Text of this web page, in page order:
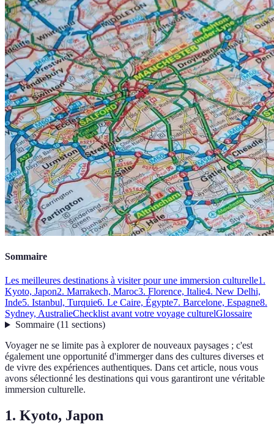
Sommaire
Les meilleures destinations à visiter pour une immersion culturelle1.
Kyoto, Japon2. Marrakech, Maroc3. Florence, Italie4. New Delhi,
Inde5. Istanbul, Turquie6. Le Caire, Égypte7. Barcelone, Espagne8.
Sydney, AustralieChecklist avant votre voyage culturelGlossaire
Sommaire(11 sections)
Voyager ne se limite pas à explorer de nouveaux paysages ; c'est
également une opportunité d'immerger dans des cultures diverses et
de vivre des expériences authentiques. Dans cet article, nous vous
avons sélectionné les destinations qui vous garantiront une véritable
immersion culturelle.
1. Kyoto, Japon